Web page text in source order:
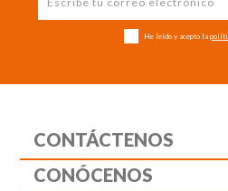
He leído y acepto la
CONTÁCTENOS
CONÓCENOS